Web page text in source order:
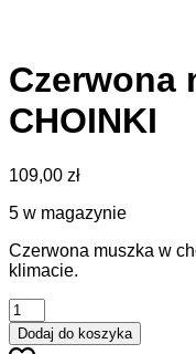
Czerwona
CHOINKI
109,00 zł
5 w magazynie
Czerwona muszka w
klimacie.
Dodaj do koszyka